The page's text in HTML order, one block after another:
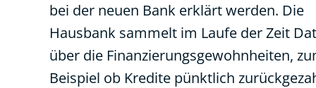
bei der neuen Bank erklärt werden. Die
Hausbank sammelt im Laufe der Zeit
über die Finanzierungsgewohnheiten,
Beispiel ob Kredite pünktlich